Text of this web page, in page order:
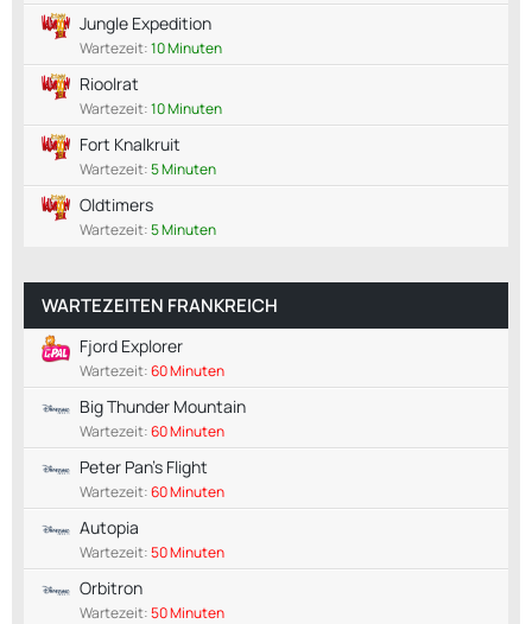
Jungle Expedition
Wartezeit:10 Minuten
Rioolrat
Wartezeit:10 Minuten
Fort Knalkruit
Wartezeit:5 Minuten
Oldtimers
Wartezeit:5 Minuten
WARTEZEITEN FRANKREICH
Fjord Explorer
Wartezeit:60 Minuten
Big Thunder Mountain
Wartezeit:60 Minuten
Peter Pan's Flight
Wartezeit:60 Minuten
Autopia
Wartezeit:50 Minuten
Orbitron
Wartezeit:50 Minuten